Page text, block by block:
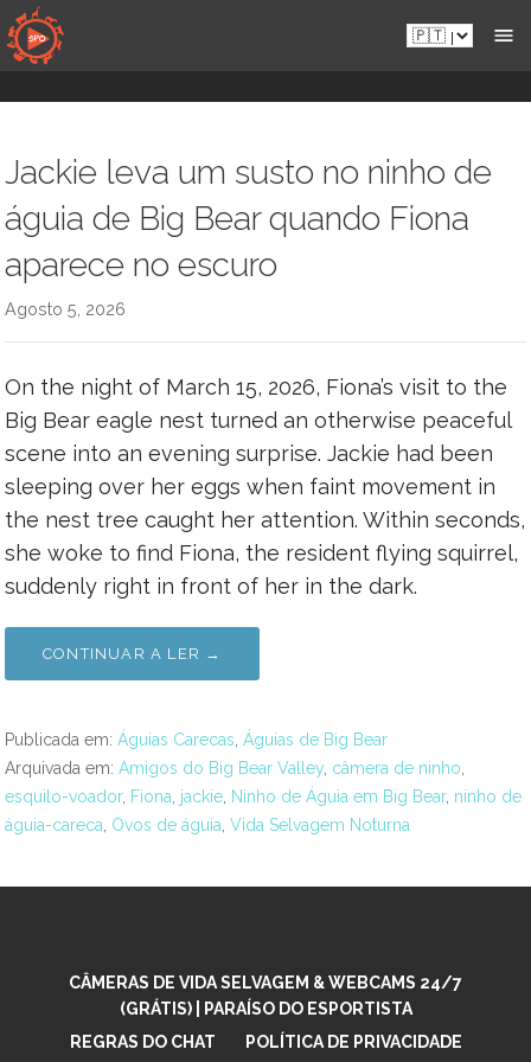
Aceder
diretamente
ao
conteúdo
Pt.sportsmansparadiseonline.com
Jackie leva um susto no ninho de
águia de Big Bear quando Fiona
aparece no escuro
Agosto 5, 2026
On the night of March 15, 2026, Fiona’s visit to the
Big Bear eagle nest turned an otherwise peaceful
scene into an evening surprise. Jackie had been
sleeping over her eggs when faint movement in
the nest tree caught her attention. Within seconds,
she woke to find Fiona, the resident flying squirrel,
suddenly right in front of her in the dark.
CONTINUAR A LER →
Publicada em: Águias Carecas Águias de Big Bear
Arquivada em: Amigos do Big Bear Valley câmera de ninho
esquilo-voador, Fiona jackie Ninho de Águia em Big Bear, ninho de
águia-careca Ovos de águia Vida Selvagem Noturna
CÂMERAS DE VIDA SELVAGEM & WEBCAMS 24/7
(GRÁTIS) | PARAÍSO DO ESPORTISTA
REGRAS DO CHAT
POLÍTICA DE PRIVACIDADE